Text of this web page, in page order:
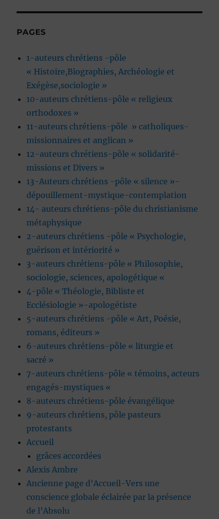
PAGES
1-auteurs chrétiens -pôle
« Histoire,Biographies, Archéologie et
Exégèse,sociologie »
10-auteurs chrétiens-pôle « religieux
orthodoxes »
11-auteurs chrétiens-pôle » catholiques-
missionnaires et anglican »
12-auteurs chrétiens-pôle « solidarité-
missions et Divers »
13-Auteurs chrétiens -pôle « silence »-
dépouillement-mystique-contemplation
14- auteurs chrétiens-pôle du christianisme
métaphysique
2-auteurs chrétiens -pôle « Psychologie,
guérison et intériorité »
3-auteurs chrétiens-pôle « Philosophie,
sociologie, sciences, apologétique «
4-pôle « Théologie, Bibliste et
Ecclésiologie »-apologétiste
5-auteurs chrétiens -pôle « Art, Poésie,
romans, éditeurs »
6-auteurs chrétiens-pôle « liturgie et
sacré »
7-auteurs chrétiens-pôle « témoins, acteurs
engagés-mystiques «
8-auteurs chrétiens-pôle évangélique
9-auteurs chrétiens, pôle pasteurs
protestants
Accueil
grâces accordées
Alexis Ambre
Ancienne page d’Accueil-Vers une
conscience globale éclairée par la présence
de l’Absolu